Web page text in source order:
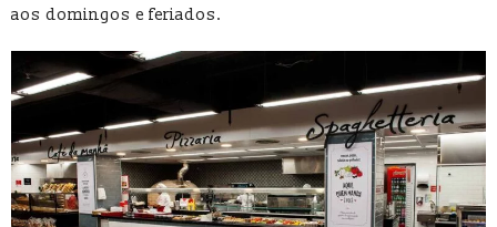
aos domingos e feriados.